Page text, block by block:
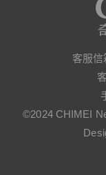
客服信
©2024 CHIMEI